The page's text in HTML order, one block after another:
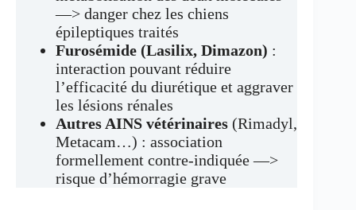
—> danger chez les chiens
épileptiques traités
Furosémide (Lasilix, Dimazon) :
interaction pouvant réduire
l’efficacité du diurétique et aggraver
les lésions rénales
Autres AINS vétérinaires (Rimadyl,
Metacam…) : association
formellement contre-indiquée —>
risque d’hémorragie grave